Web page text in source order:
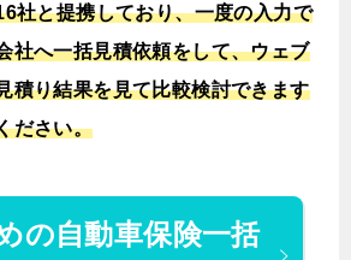
社と提携しており、一度の入力で
社へ一括見積依頼をして、ウェブ
積り結果を見て比較検討できます
ださい。
の自動車保険一括